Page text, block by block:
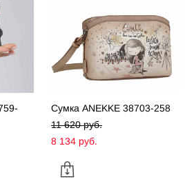
Сумка ANEKKE 38703-258
11 620 pуб.
8 134 pуб.